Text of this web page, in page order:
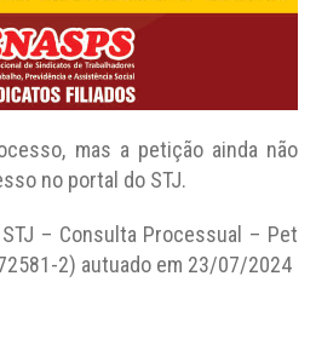
mas a petição ainda não
no portal do STJ.
– Consulta Processual – Pet
2) autuado em 23/07/2024